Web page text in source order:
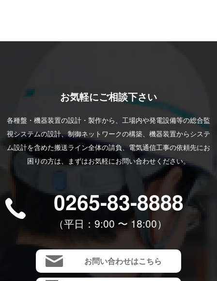
お気軽にご相談下さい
各種盤・機器装置の設計・製作から、工場内や発電設備等の総合監
視システムの設計、制御ネットワークの構築、機器装置からシステ
ム設計を含めた搬送ライン全体の請負、電気通信工事の依頼先にお
困りの方は、まずはお気軽にお問い合わせください。
0265-83-8888
（平⽇：9:00 〜 18:00）
お問い合わせはこちら